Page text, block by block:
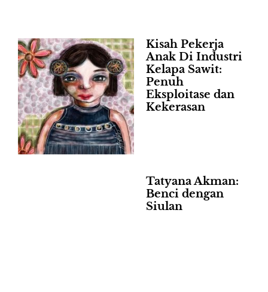
Kisah Pekerja
Anak Di Industri
Kelapa Sawit:
Penuh
Eksploitase dan
Kekerasan
Tatyana Akman:
Benci dengan
Siulan